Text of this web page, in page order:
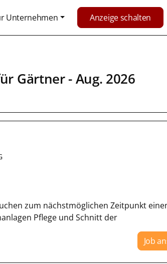
Unternehmen Anzeige schalten
Gärtner- Aug. 2026
zum nächstmöglichen Zeitpunkt
Pflege und Schnitt der
Job